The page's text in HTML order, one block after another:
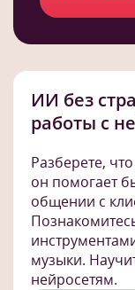
ИИ без
работы с
Разберете,
он помогает
общении с
музыки.
нейросетям.